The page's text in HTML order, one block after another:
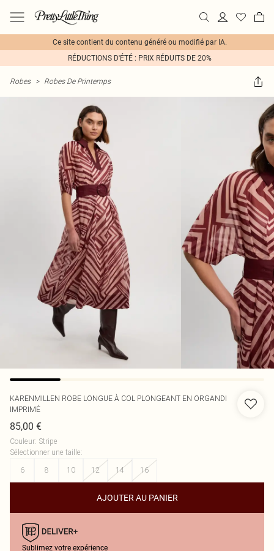
Ce site contient du contenu généré ou modifié par IA.
RÉDUCTIONS D'ÉTÉ : PRIX RÉDUITS DE 20%
Robes > Robes De Printemps
KARENMILLEN ROBE LONGUE À COL PLONGEANT EN ORGANDI
IMPRIMÉ
85,00 €
Couleur: Stripe
Sélectionner une taille:
6
8 10 12 14 16
AJOUTER AU PANIER
Sublimez votre expérience